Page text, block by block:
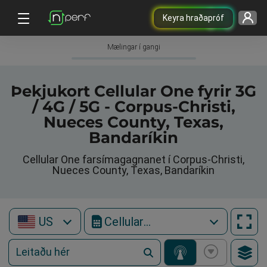
Keyra hraðapróf
Mælingar í gangi
Þekjukort Cellular One fyrir 3G
/ 4G / 5G - Corpus-Christi,
Nueces County, Texas,
Bandaríkin
Cellular One farsímagagnanet í Corpus-Christi,
Nueces County, Texas, Bandaríkin
US Cellular One